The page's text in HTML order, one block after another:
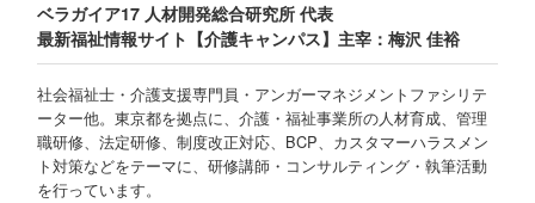
ベラガイア17 人材開発総合研究所 代表
最新福祉情報サイト【介護キャンパス】主宰：梅沢 佳裕
社会福祉士・介護支援専門員・アンガーマネジメントファシリテ
ーター他。東京都を拠点に、介護・福祉事業所の人材育成、管理
職研修、法定研修、制度改正対応、BCP、カスタマーハラスメン
ト対策などをテーマに、研修講師・コンサルティング・執筆活動
を行っています。